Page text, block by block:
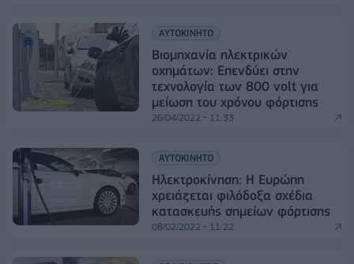
ΑΥΤΟΚΙΝΗΤΟ
Βιομηχανία ηλεκτρικών
οχημάτων: Επενδύει στην
τεχνολογία των 800 volt για
μείωση του χρόνου φόρτισης
26/04/2022 - 11:33
ΑΥΤΟΚΙΝΗΤΟ
Ηλεκτροκίνηση: Η Ευρώπη
χρειάζεται φιλόδοξα σχέδια
κατασκευής σημείων φόρτισης
08/02/2022 - 11:22